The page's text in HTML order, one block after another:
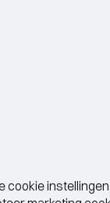
cookie